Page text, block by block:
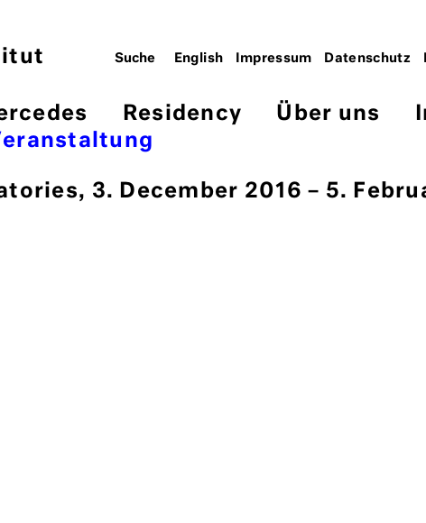
Residency Über uns
English Impressum Datenschutz
3. December 2016 – 5.